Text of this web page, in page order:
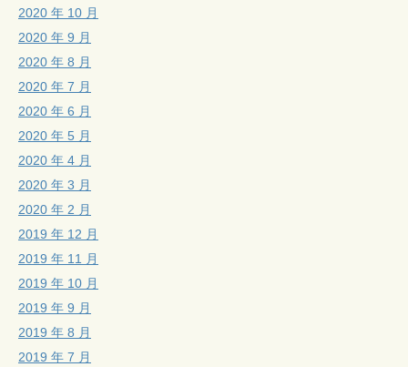
2020 年 10 月
2020 年 9 月
2020 年 8 月
2020 年 7 月
2020 年 6 月
2020 年 5 月
2020 年 4 月
2020 年 3 月
2020 年 2 月
2019 年 12 月
2019 年 11 月
2019 年 10 月
2019 年 9 月
2019 年 8 月
2019 年 7 月